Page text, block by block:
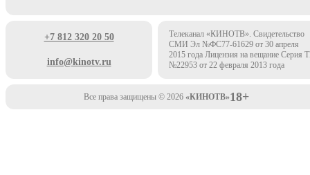
+7 812 320 20 50
info@kinotv.ru
Телеканал «КИНОТВ». Свидетельство
СМИ Эл №ФС77-61629 от 30 апреля
2015 года Лицензия на вещание Серия
№22953 от 22 февраля 2013 года
Все права защищены © 2026 «КИНОТВ»18+